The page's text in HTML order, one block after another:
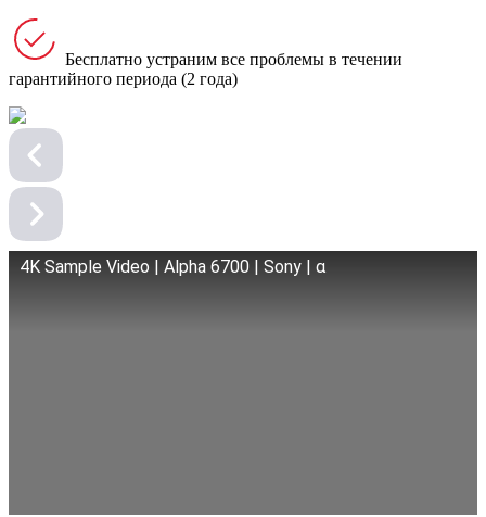
Бесплатно устраним все проблемы в течении
гарантийного периода (2 года)
4K Sample Video | Alpha 6700 | Sony | α